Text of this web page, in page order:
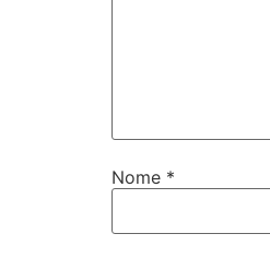
Nome *